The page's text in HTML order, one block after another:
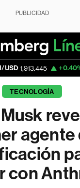
PUBLICIDAD
+0.40% Visa
TECNOLOGÍA
agente
con